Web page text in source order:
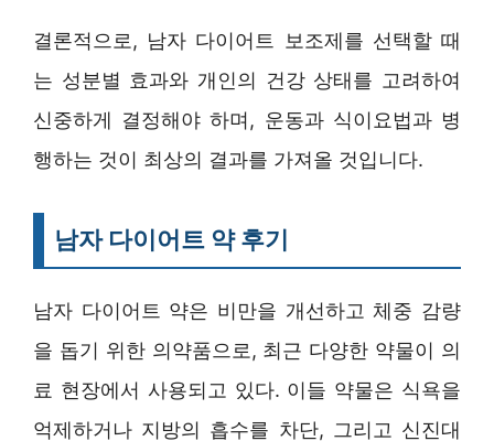
결론적으로, 남자 다이어트 보조제를 선택할 때
는 성분별 효과와 개인의 건강 상태를 고려하여
신중하게 결정해야 하며, 운동과 식이요법과 병
행하는 것이 최상의 결과를 가져올 것입니다.
남자 다이어트 약 후기
남자 다이어트 약은 비만을 개선하고 체중 감량
을 돕기 위한 의약품으로, 최근 다양한 약물이 의
료 현장에서 사용되고 있다. 이들 약물은 식욕을
억제하거나 지방의 흡수를 차단, 그리고 신진대